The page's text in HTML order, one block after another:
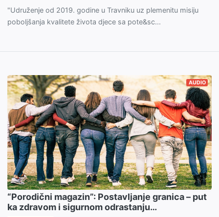
"Udruženje od 2019. godine u Travniku uz plemenitu misiju
poboljšanja kvalitete života djece sa pote&sc...
AUDIO
“Porodični magazin”: Postavljanje granica – put
ka zdravom i sigurnom odrastanju…